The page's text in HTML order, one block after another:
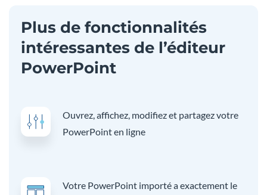
Plus de fonctionnalités
intéressantes de l’éditeur
PowerPoint
Ouvrez, affichez, modifiez et partagez votre
PowerPoint en ligne
Votre PowerPoint importé a exactement le